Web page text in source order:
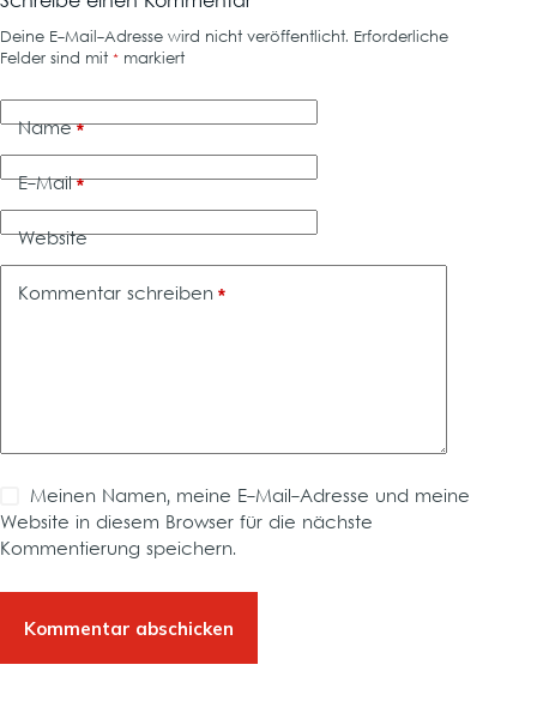
Deine E-Mail-Adresse wird nicht veröffentlicht. Erforderliche
Felder sind mit * markiert
Name*
E-Mail*
Website
Kommentar schreiben *
Meinen Namen, meine E-Mail-Adresse und meine
Website in diesem Browser für die nächste
Kommentierung speichern.
Kommentar abschicken